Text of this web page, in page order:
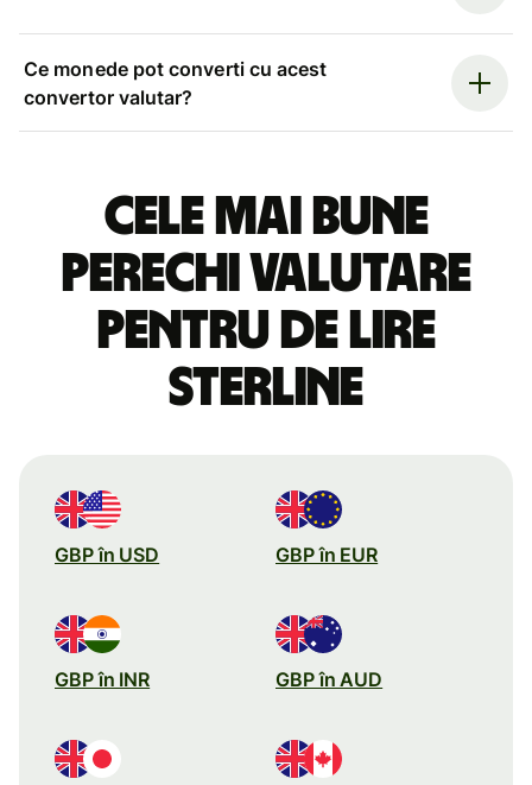
Ce monede pot converti cu acest
convertor valutar?
Cele mai bune
perechi valutare
pentru de lire
sterline
GBP în USD GBP în EUR
GBP în INR GBP în AUD